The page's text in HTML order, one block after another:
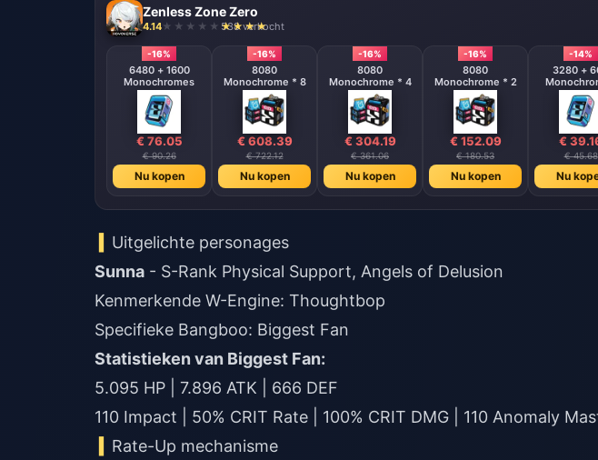
Zenless Zone Zero
4.14 538 verkocht
-16%
6480 + 1600
Monochromes
€ 76.05
€ 90.26
Nu kopen
-16%
8080
Monochrome * 8
€ 608.39
€ 722.12
Nu kopen
-16%
8080
Monochrome * 4
€ 304.19
€ 361.06
Nu kopen
-16%
8080
Monochrome * 2
€ 152.09
€ 180.53
Nu kopen
-14%
3280 +
€
€ 45.68
Nu
Uitgelichte personages
Sunna - S-Rank Physical Support, Angels of Delusion
Kenmerkende W-Engine: Thoughtbop
Specifieke Bangboo: Biggest Fan
Statistieken van Biggest Fan:
5.095 HP | 7.896 ATK | 666 DEF
110 Impact | 50% CRIT Rate | 100% CRIT DMG | 110 Anomaly
Rate-Up mechanisme